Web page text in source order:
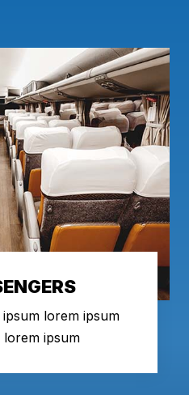
lorem ipsum
ipsum